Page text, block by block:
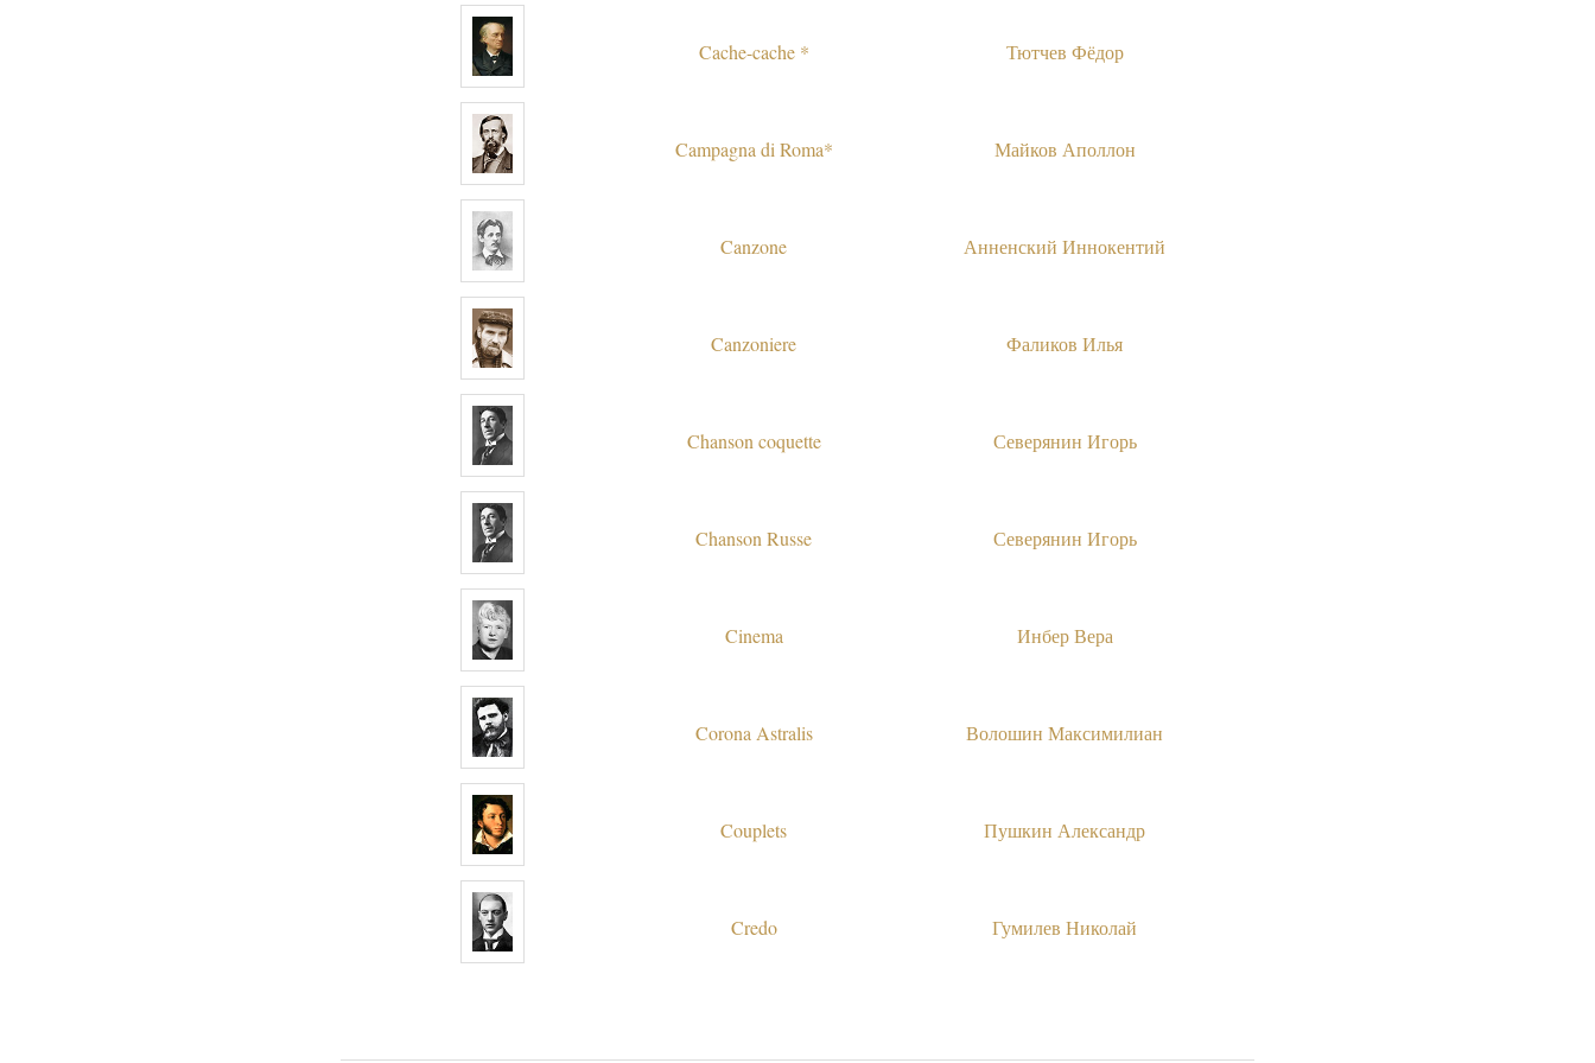
Cache-cache * Тютчев Фёдор
Campagna di Roma* Майков Аполлон
Canzone Анненский Иннокентий
Canzoniere Фаликов Илья
Chanson coquette Северянин Игорь
Chanson Russe Северянин Игорь
Cinema Инбер Вера
Corona Astralis Волошин Максимилиан
Couplets Пушкин Александр
Credo Гумилев Николай